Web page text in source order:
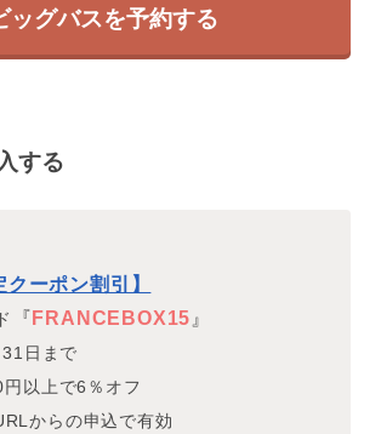
ッグバスを予約する
する
ーポン割引】
『 FRANCEBOX15 』
日まで
以上で6％オフ
からの申込で有効